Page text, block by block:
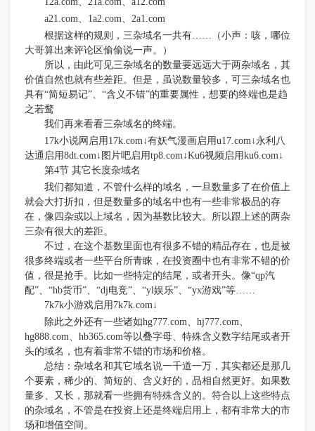
a21.com、1a2.com、2a1.com
根据这样的规则，三杂域名一共有……（小声：咳，哪位
大哥算出来评论区偷偷说一声。）
所以，由此可见三杂域名的数量要远远大于两杂域名，其
价值自然也就有些差距。但是，虽说数量较多，可三杂域名也
具有“简短易记”、“含义不错”的重要属性，想要的终端也是趋
之若鹜
我们再来看看三杂域名的终端。
17k小说网启用17k.com↓有妖气漫画启用u17.com↓永利八
达通启用8dt.com↓图片吧启用tp8.com↓Ku6视频启用ku6.com↓
第4节 其它长度杂域名
我们都知道，不管什么样的域名，一旦数量多了在价值上
就会大打折扣，但是数量多的域名中也有一些非常极品的存
在，像四杂或以上域名，因为基数比较大。所以跟上述的两杂
三杂有很大的差距。
不过，在这个基数里面也有很多不错的精品存在，也是被
很多终端或者一些平台所青睐，在投资圈中也有非常不错的价
值，很是抢手。比如一些特定的结尾，或者开头。像“qp汽
配”、“hb货币”、“dj电竞”、“yl娱乐”、“yx游戏”等……
7k7k小游戏启用7k7k.com↓
除此之外还有一些诸如hg777.com、hj777.com、
hg888.com、hb365.com等以叠字母、特殊含义数字结尾或者开
头的域名，也有着非常不错的市场和价格。
总结：杂域名和其它域名说一千道一万，其实都还是那几
个要素，稀少的、简短的、含义好的，品相自然更好。如果数
量多、又长，那就看一些拥有特殊含义的。符合以上这些特点
的杂域名，不管是在投资上还是终端启用上，都有非常大的市
场和增值空间。